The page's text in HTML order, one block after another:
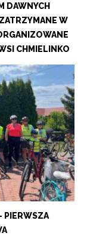
DAWNYCH
W
CHMIELINKO
PIERWSZA